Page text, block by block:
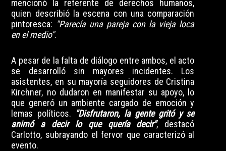
mencionó la referente de derechos humanos,
quien describió la escena con una comparación
pintoresca: "Parecía una pareja con la vieja loca
en el medio".
A pesar de la falta de diálogo entre ambos, el acto
se desarrolló sin mayores incidentes. Los
asistentes, en su mayoría seguidores de Cristina
Kirchner, no dudaron en manifestar su apoyo, lo
que generó un ambiente cargado de emoción y
lemas políticos. "Disfrutaron, la gente gritó y se
animó a decir lo que quería decir", destacó
Carlotto, subrayando el fervor que caracterizó al
evento.